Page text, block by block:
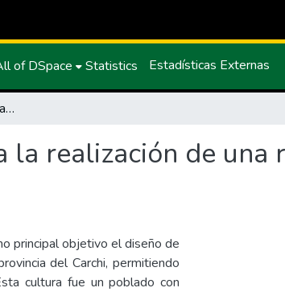
of DSpace Statistics Estadísticas Externas
Identificación de los asentamientos Pasto para la realización de una ruta turística
la realización de una
principal objetivo el diseño de
del Carchi, permitiendo
cultura fue un poblado con